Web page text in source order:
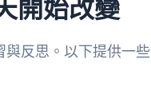
開始改變
反思。以下提供一